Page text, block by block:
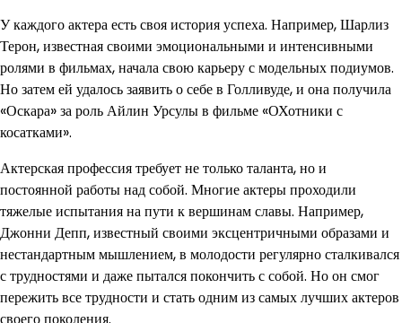
У каждого актера есть своя история успеха. Например, Шарлиз
Терон, известная своими эмоциональными и интенсивными
ролями в фильмах, начала свою карьеру с модельных подиумов.
Но затем ей удалось заявить о себе в Голливуде, и она получила
«Оскара» за роль Айлин Урсулы в фильме «ОХотники с
косатками».
Актерская профессия требует не только таланта, но и
постоянной работы над собой. Многие актеры проходили
тяжелые испытания на пути к вершинам славы. Например,
Джонни Депп, известный своими эксцентричными образами и
нестандартным мышлением, в молодости регулярно сталкивался
с трудностями и даже пытался покончить с собой. Но он смог
пережить все трудности и стать одним из самых лучших актеров